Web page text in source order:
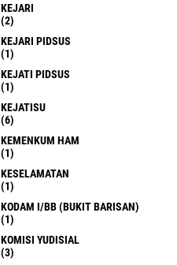
KEJARI
(2)
KEJARI PIDSUS
(1)
KEJATI PIDSUS
(1)
KEJATISU
(6)
KEMENKUM HAM
(1)
KESELAMATAN
(1)
KODAM I/BB (BUKIT BARISAN)
(1)
KOMISI YUDISIAL
(3)